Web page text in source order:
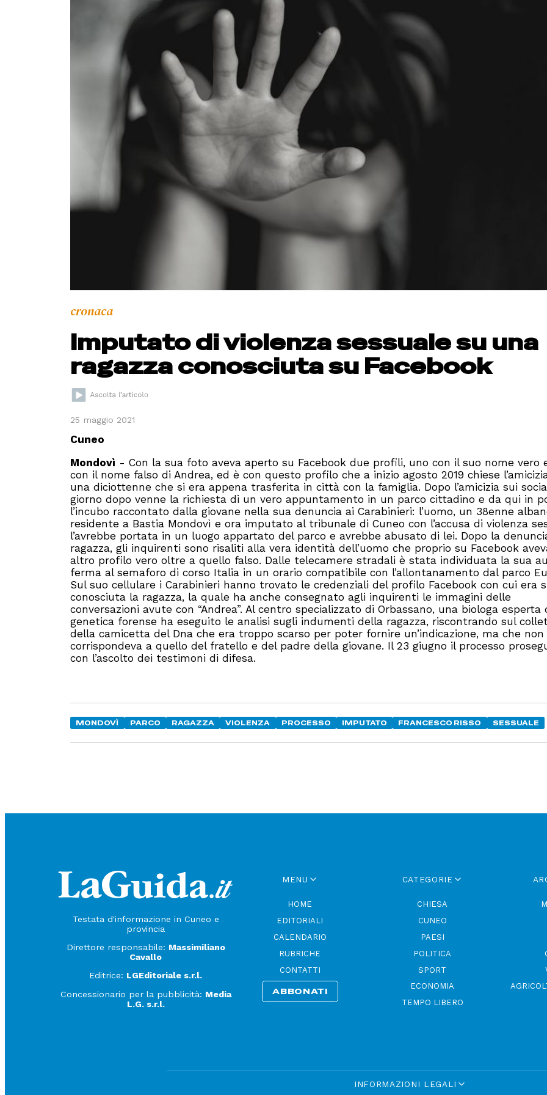
cronaca
Imputato di violenza sessuale su una
ragazza conosciuta su Facebook
25 maggio 2021
Cuneo
Mondovì - Con la sua foto aveva aperto su Facebook due profili, uno con il suo nome vero
con il nome falso di Andrea, ed è con questo profilo che a inizio agosto 2019 chiese
una diciottenne che si era appena trasferita in città con la famiglia. Dopo l’amicizia sui
giorno dopo venne la richiesta di un vero appuntamento in un parco cittadino e da qui in
l’incubo raccontato dalla giovane nella sua denuncia ai Carabinieri: l’uomo, un 38enne
residente a Bastia Mondovì e ora imputato al tribunale di Cuneo con l’accusa di violenza
l’avrebbe portata in un luogo appartato del parco e avrebbe abusato di lei. Dopo la
ragazza, gli inquirenti sono risaliti alla vera identità dell’uomo che proprio su Facebook
altro profilo vero oltre a quello falso. Dalle telecamere stradali è stata individuata la sua
ferma al semaforo di corso Italia in un orario compatibile con l’allontanamento dal parco
Sul suo cellulare i Carabinieri hanno trovato le credenziali del profilo Facebook con cui era
conosciuta la ragazza, la quale ha anche consegnato agli inquirenti le immagini delle
conversazioni avute con “Andrea”. Al centro specializzato di Orbassano, una biologa esperta
genetica forense ha eseguito le analisi sugli indumenti della ragazza, riscontrando sul
della camicetta del Dna che era troppo scarso per poter fornire un’indicazione, ma che non
corrispondeva a quello del fratello e del padre della giovane. Il 23 giugno il processo
con l’ascolto dei testimoni di difesa.
MONDOVÌ PARCO RAGAZZA VIOLENZA PROCESSO IMPUTATO FRANCESCO RISSO SESSUALE
Testata d'informazione in Cuneo e
provincia
Direttore responsabile: Massimiliano
Cavallo
Editrice: LGEditoriale s.r.l.
Concessionario per la pubblicità: Media
L.G. s.r.l.
MENU
HOME
EDITORIALI
CALENDARIO
RUBRICHE
CONTATTI
ABBONATI
CATEGORIE
CHIESA
CUNEO
PAESI
POLITICA
SPORT
ECONOMIA
TEMPO LIBERO
INFORMAZIONI LEGALI